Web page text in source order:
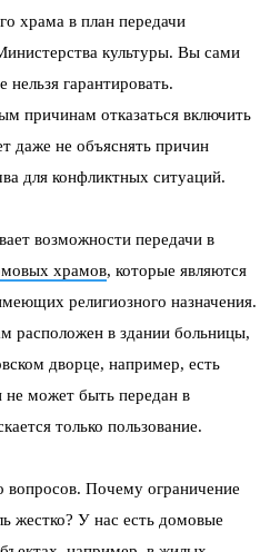
храма в план передачи
культуры. Вы сами
нельзя гарантировать.
причинам отказаться включить
даже не объяснять причин
для конфликтных ситуаций.
возможности передачи в
храмов, которые являются
религиозного назначения.
расположен в здании больницы,
дворце, например, есть
может быть передан в
только пользование.
вопросов. Почему ограничение
жестко? У нас есть домовые